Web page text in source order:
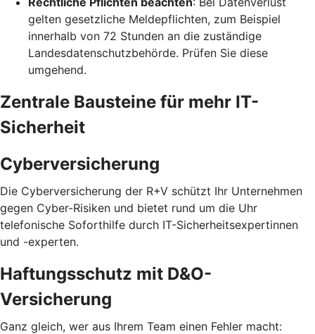
gelten gesetzliche Meldepflichten, zum Beispiel
innerhalb von 72 Stunden an die zuständige
Landesdatenschutzbehörde. Prüfen Sie diese
umgehend.
Zentrale Bausteine für mehr IT-
Sicherheit
Cyberversicherung
Die Cyberversicherung der R+V schützt Ihr Unternehmen
gegen Cyber-Risiken und bietet rund um die Uhr
telefonische Soforthilfe durch IT-Sicherheitsexpertinnen
und -experten.
Haftungsschutz mit D&O-
Versicherung
Ganz gleich, wer aus Ihrem Team einen Fehler macht: